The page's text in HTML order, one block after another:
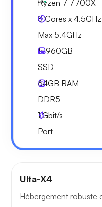
Ryzen 7 7700X
8 Cores x 4.5GHz
Max 5.4GHz
1x960GB
SSD
64GB RAM
DDR5
1Gbit/s
Port
Ulta-X4
Hébergement robuste